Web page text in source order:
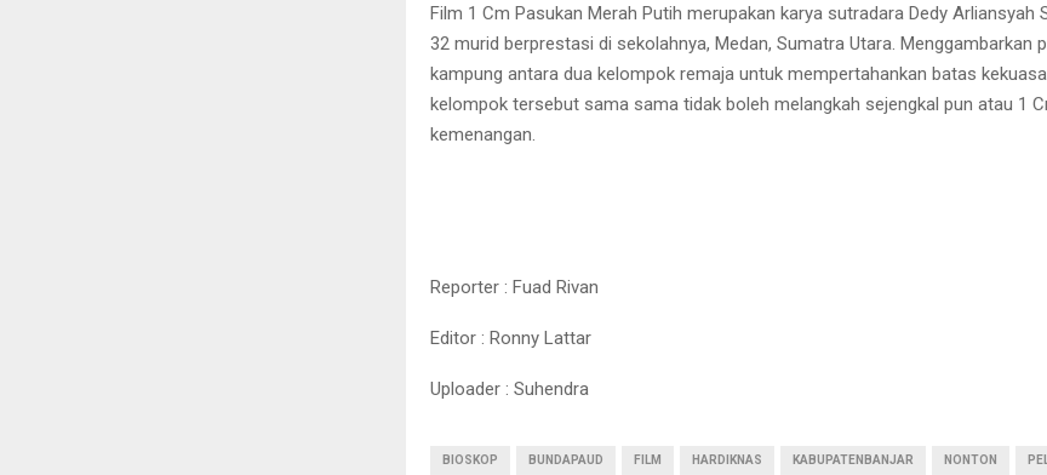
Film 1 Cm Pasukan Merah Putih merupakan karya sutradara Dedy Arliansyah
32 murid berprestasi di sekolahnya, Medan, Sumatra Utara. Menggambarkan
kampung antara dua kelompok remaja untuk mempertahankan batas
kelompok tersebut sama sama tidak boleh melangkah sejengkal pun atau 1
kemenangan.
Reporter : Fuad Rivan
Editor : Ronny Lattar
Uploader : Suhendra
BIOSKOP BUNDAPAUD FILM HARDIKNAS KABUPATENBANJAR NONTON